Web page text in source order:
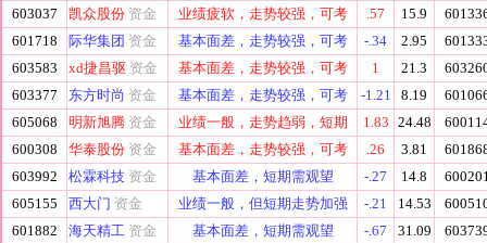
603037
凯众股份 资金 业绩疲软，走势较强，可考 .57 15.9
601718
际华集团 资金 基本面差，走势较强，可考 -.34 2.95
603583
xd捷昌驱 资金 基本面差，走势较强，可考 1 21.3
603377
东方时尚 资金 基本面差，走势较强，可考 -1.21 8.19
605068
明新旭腾 资金 业绩一般，走势趋弱，短期 1.83 24.48
600308
华泰股份 资金 基本面差，走势较强，可考 .26 3.81
603992
松霖科技 资金 基本面差，短期需观望 -.27 14.8
605155
西大门 资金 业绩一般，但短期走势加强 -.21 14.53
601882
海天精工 资金 基本面差，短期需观望 -.67 31.09